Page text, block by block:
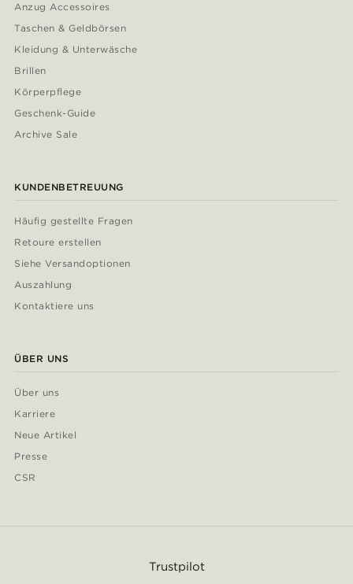
Anzug Accessoires
Taschen & Geldbörsen
Kleidung & Unterwäsche
Brillen
Körperpflege
Geschenk-Guide
Archive Sale
KUNDENBETREUUNG
Häufig gestellte Fragen
Retoure erstellen
Siehe Versandoptionen
Auszahlung
Kontaktiere uns
ÜBER UNS
Über uns
Karriere
Neue Artikel
Presse
CSR
Trustpilot